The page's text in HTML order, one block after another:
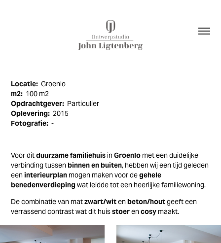
Locatie:Groenlo
m2: 100 m2
Opdrachtgever: Particulier
Oplevering: 2015
Fotografie:-
Voor ditduurzame familiehuis inGroenlo met een duidelijke
verbinding tussenbinnen en buiten, hebben wij een tijd geleden
eeninterieurplan mogen maken voor degehele
benedenverdiepingwat leidde tot een heerlijke familiewoning.
De combinatie van matzwart/witenbeton/houtgeeft een
verrassend contrast wat dit huisstoerencosy maakt.